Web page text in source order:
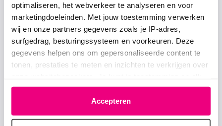
optimaliseren, het webverkeer te analyseren en voor
marketingdoeleinden. Met jouw toestemming verwerken
wij en onze partners gegevens zoals je IP-adres,
surfgedrag, besturingssysteem en voorkeuren. Deze
gegevens helpen ons om gepersonaliseerde content te
tonen, prestaties te meten en inzichten te verkrijgen over
moment wijzigen of intrekken via het cookie-icoontje
linksonder elke pagina. De lijst met partners is te vinden
in het tabblad “details”.
Accepteren